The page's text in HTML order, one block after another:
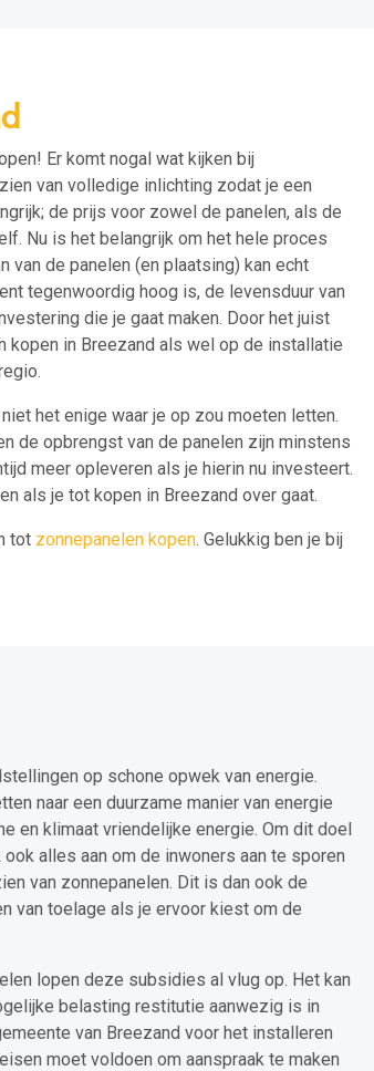
Er komt nogal wat kijken bij
van volledige inlichting zodat je een
de prijs voor zowel de panelen, als de
Nu is het belangrijk om het hele proces
de panelen (en plaatsing) kan echt
tegenwoordig hoog is, de levensduur van
die je gaat maken. Door het juist
kopen in Breezand als wel op de installatie
het enige waar je op zou moeten letten.
de opbrengst van de panelen zijn minstens
meer opleveren als je hierin nu investeert.
als je tot kopen in Breezand over gaat.
tot zonnepanelen kopen. Gelukkig ben je bij
op schone opwek van energie.
naar een duurzame manier van energie
en klimaat vriendelijke energie. Om dit doel
alles aan om de inwoners aan te sporen
van zonnepanelen. Dit is dan ook de
van toelage als je ervoor kiest om de
lopen deze subsidies al vlug op. Het kan
belasting restitutie aanwezig is in
van Breezand voor het installeren
moet voldoen om aanspraak te maken